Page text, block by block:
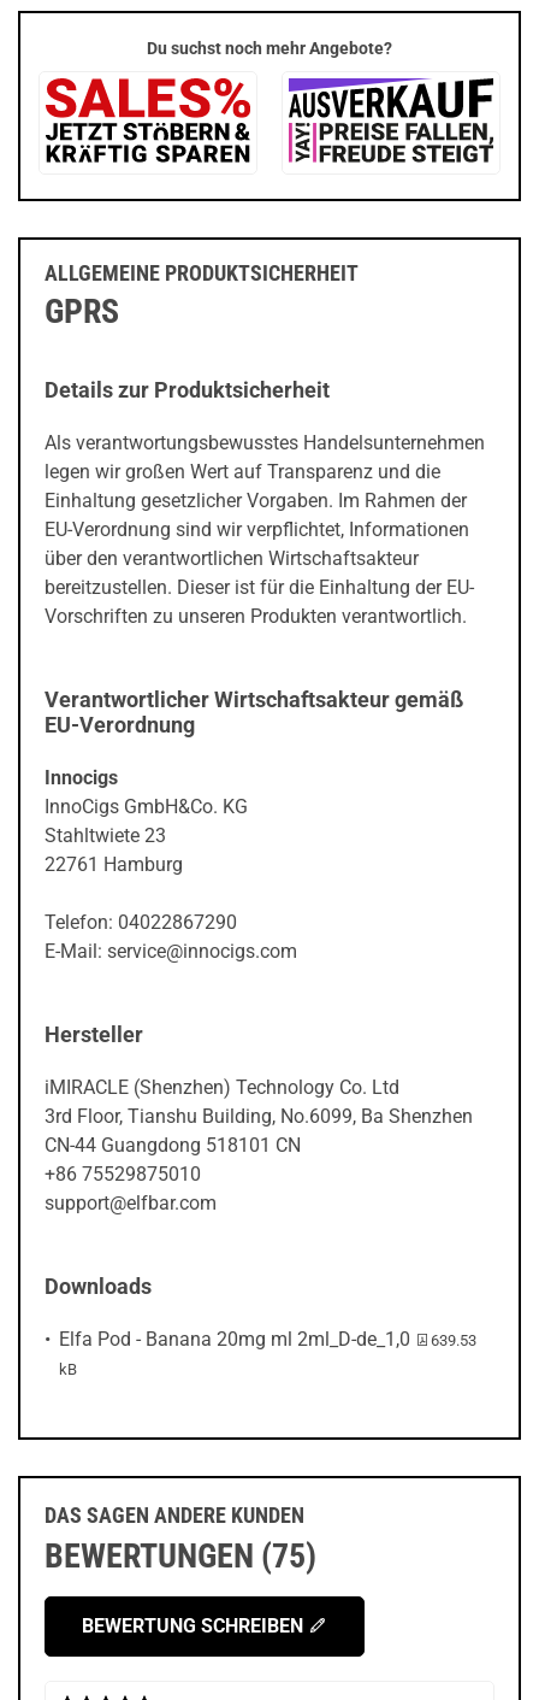
Du suchst noch mehr Angebote?
ALLGEMEINE PRODUKTSICHERHEIT
GPRS
Details zur Produktsicherheit
Als verantwortungsbewusstes Handelsunternehmen
legen wir großen Wert auf Transparenz und die
Einhaltung gesetzlicher Vorgaben. Im Rahmen der
EU-Verordnung sind wir verpflichtet, Informationen
über den verantwortlichen Wirtschaftsakteur
bereitzustellen. Dieser ist für die Einhaltung der EU-
Vorschriften zu unseren Produkten verantwortlich.
Verantwortlicher Wirtschaftsakteur gemäß
EU-Verordnung
Innocigs
InnoCigs GmbH&Co. KG
Stahltwiete 23
22761 Hamburg
Telefon: 04022867290
E-Mail: service@innocigs.com
Hersteller
iMIRACLE (Shenzhen) Technology Co. Ltd
3rd Floor, Tianshu Building, No.6099, Ba Shenzhen
CN-44 Guangdong 518101 CN
+86 75529875010
support@elfbar.com
Downloads
Elfa Pod - Banana 20mg ml 2ml_D-de_1,0 PDF-Datei:
639.53
kB
DAS SAGEN ANDERE KUNDEN
BEWERTUNGEN (75)
BEWERTUNG SCHREIBEN